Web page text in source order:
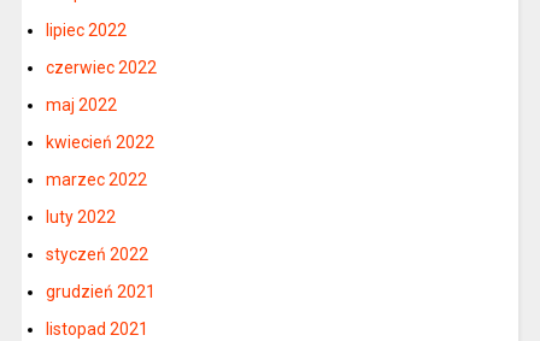
lipiec 2022
czerwiec 2022
maj 2022
kwiecień 2022
marzec 2022
luty 2022
styczeń 2022
grudzień 2021
listopad 2021